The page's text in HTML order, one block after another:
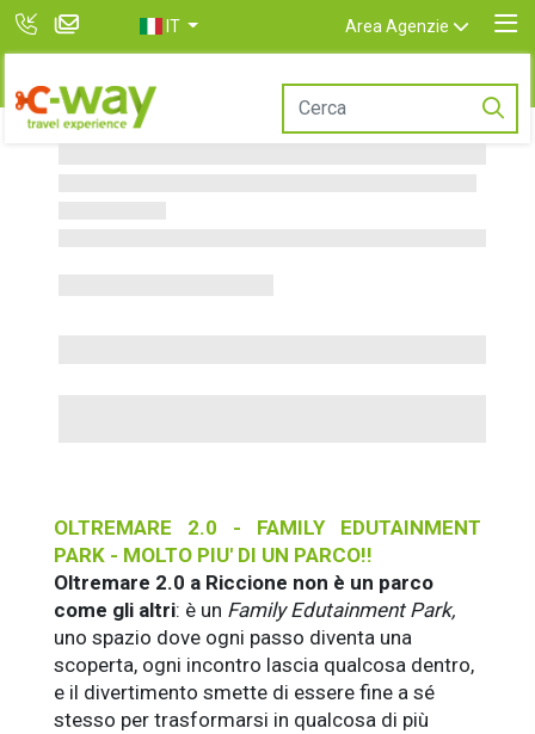
IT Area Agenzie
OLTREMARE 2.0 - FAMILY EDUTAINMENT
PARK - MOLTO PIU' DI UN PARCO!!
Oltremare 2.0 a Riccione non è un parco
come gli altri: è un Family Edutainment Park,
uno spazio dove ogni passo diventa una
scoperta, ogni incontro lascia qualcosa dentro,
e il divertimento smette di essere fine a sé
stesso per trasformarsi in qualcosa di più